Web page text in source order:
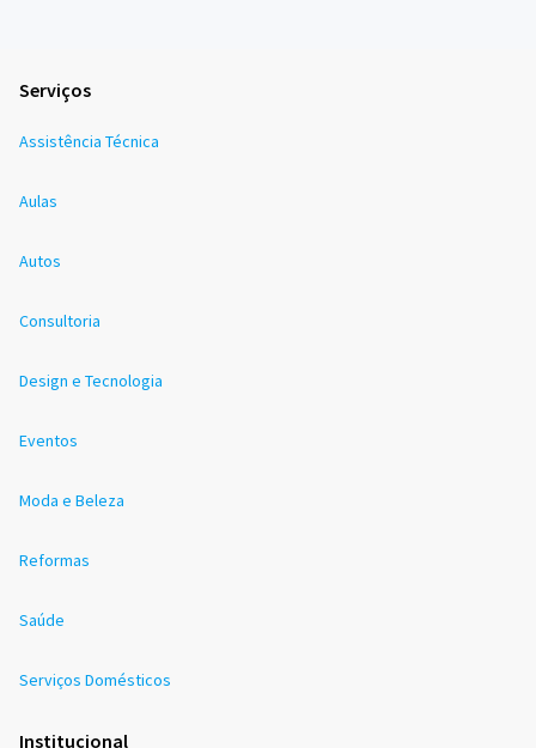
Serviços
Assistência Técnica
Aulas
Autos
Consultoria
Design e Tecnologia
Eventos
Moda e Beleza
Reformas
Saúde
Serviços Domésticos
Institucional